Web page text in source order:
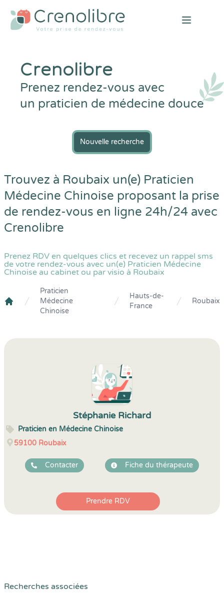
Open
Crenolibre
Prenez rendez-vous avec
un praticien de médecine douce
Nouvelle recherche
Trouvez à Roubaix un(e) Praticien
Médecine Chinoise proposant la prise
de rendez-vous en ligne 24h/24 avec
Crenolibre
Prenez RDV en quelques clics et recevez un rappel sms
de votre rendez-vous avec un(e) Praticien Médecine
Chinoise au cabinet ou par visio à Roubaix
Crenolibre
Praticien
Médecine
Chinoise
Hauts-de-
France
Roubaix
Stéphanie Richard
Praticien en Médecine Chinoise
59100 Roubaix
Contacter Fiche du thérapeute
Prendre RDV
Recherches associées